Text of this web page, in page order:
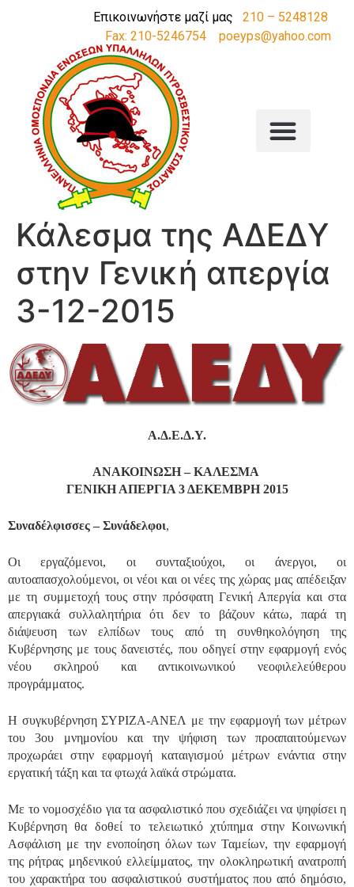
Επικοινωνήστε μαζί μας 210 – 5248128
Fax: 210-5246754
poeyps@yahoo.com
Κάλεσμα της ΑΔΕΔΥ
στην Γενική απεργία
3-12-2015
Α.Δ.Ε.Δ.Υ.
ΑΝΑΚΟΙΝΩΣΗ – ΚΑΛΕΣΜΑ
ΓΕΝΙΚΗ ΑΠΕΡΓΙΑ 3 ΔΕΚΕΜΒΡΗ 2015
Συναδέλφισσες – Συνάδελφοι,
Οι εργαζόμενοι, οι συνταξιούχοι, οι άνεργοι, οι
αυτοαπασχολούμενοι, οι νέοι και οι νέες της χώρας μας απέδειξαν
με τη συμμετοχή τους στην πρόσφατη Γενική Απεργία και στα
απεργιακά συλλαλητήρια ότι δεν το βάζουν κάτω, παρά τη
διάψευση των ελπίδων τους από τη συνθηκολόγηση της
Κυβέρνησης με τους δανειστές, που οδηγεί στην εφαρμογή ενός
νέου σκληρού και αντικοινωνικού νεοφιλελεύθερου
προγράμματος.
Η συγκυβέρνηση ΣΥΡΙΖΑ-ΑΝΕΛ με την εφαρμογή των μέτρων
του 3ου μνημονίου και την ψήφιση των προαπαιτούμενων
προχωράει στην εφαρμογή καταιγισμού μέτρων ενάντια στην
εργατική τάξη και τα φτωχά λαϊκά στρώματα.
Με το νομοσχέδιο για τα ασφαλιστικό που σχεδιάζει να ψηφίσει η
Κυβέρνηση θα δοθεί το τελειωτικό χτύπημα στην Κοινωνική
Ασφάλιση με την ενοποίηση όλων των Ταμείων, την εφαρμογή
της ρήτρας μηδενικού ελλείμματος, την ολοκληρωτική ανατροπή
του χαρακτήρα του ασφαλιστικού συστήματος που από δημόσιο,